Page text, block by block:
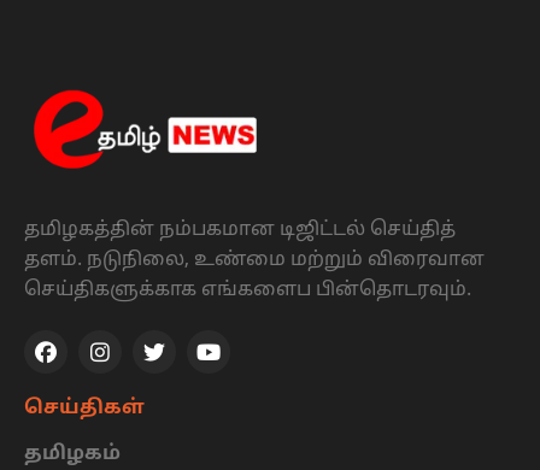
தமிழகத்தின் நம்பகமான டிஜிட்டல் செய்தித்
தளம். நடுநிலை, உண்மை மற்றும் விரைவான
செய்திகளுக்காக எங்களைப பின்தொடரவும்.
செய்திகள்
தமிழகம்